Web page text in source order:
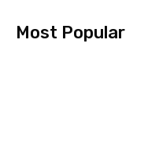
Most Popular